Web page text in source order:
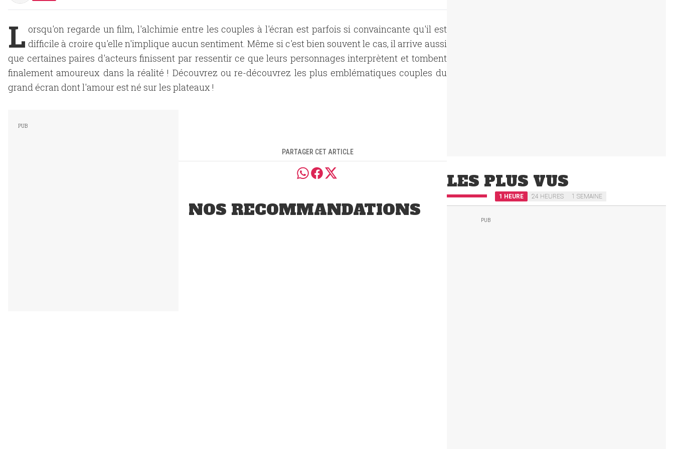
L orsqu'on regarde un film, l'alchimie entre les couples à l'écran est parfois si convaincante qu'il est
difficile à croire qu'elle n'implique aucun sentiment. Même si c'est bien souvent le cas, il arrive aussi
que certaines paires d'acteurs finissent par ressentir ce que leurs personnages interprètent et tombent
finalement amoureux dans la réalité ! Découvrez ou re-découvrez les plus emblématiques couples du
grand écran dont l'amour est né sur les plateaux !
PARTAGER CET ARTICLE
NOS RECOMMANDATIONS
LES PLUS VUS
1 HEURE 24 HEURES 1 SEMAINE